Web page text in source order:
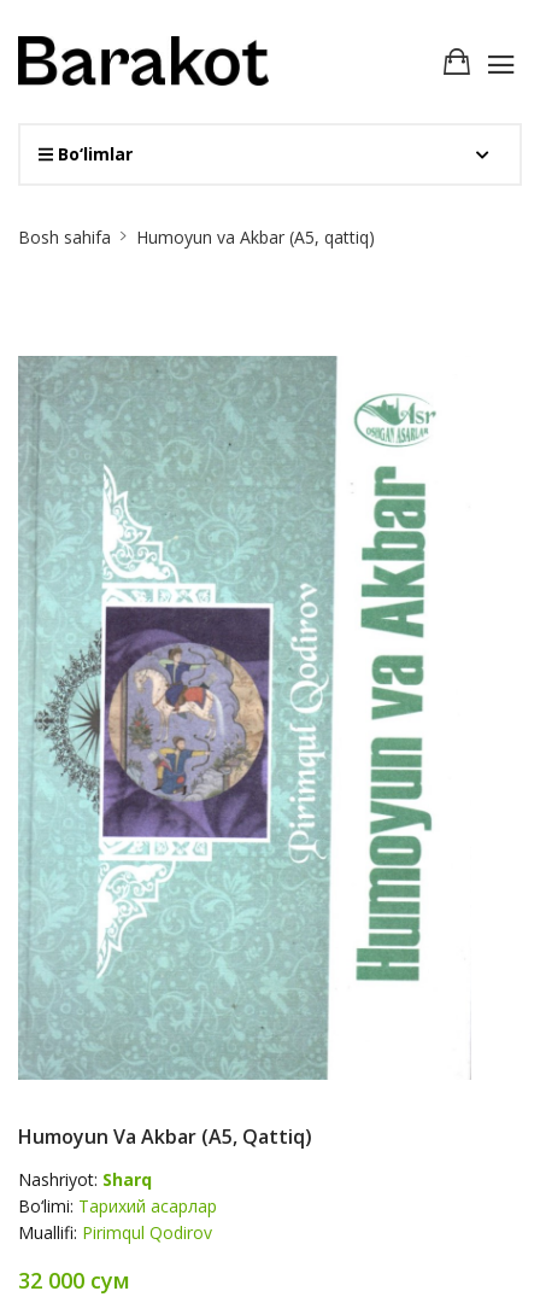
Bo‘limlar
Breadcrumb
Bosh sahifa Humoyun va Akbar (А5, qattiq)
Humoyun Va Akbar (А5, Qattiq)
Nashriyot: Sharq
Bo‘limi: Тарихий асарлар
Muallifi: Pirimqul Qodirov
32 000 сум